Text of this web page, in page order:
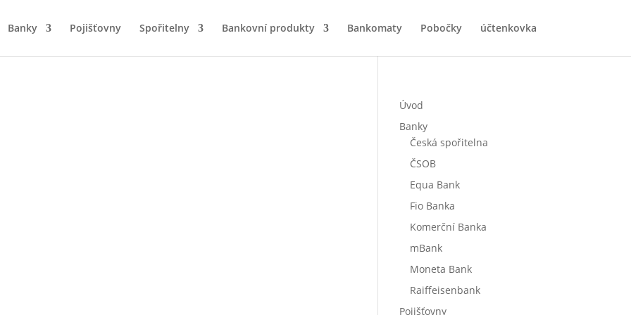
Banky Pojišťovny Spořitelny Bankovní produkty Bankomaty Pobočky účtenkovka
Úvod
Banky
Česká spořitelna
ČSOB
Equa Bank
Fio Banka
Komerční Banka
mBank
Moneta Bank
Raiffeisenbank
Pojišťovny